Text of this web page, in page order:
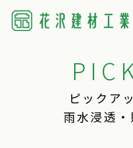
ピックア
雨水浸透